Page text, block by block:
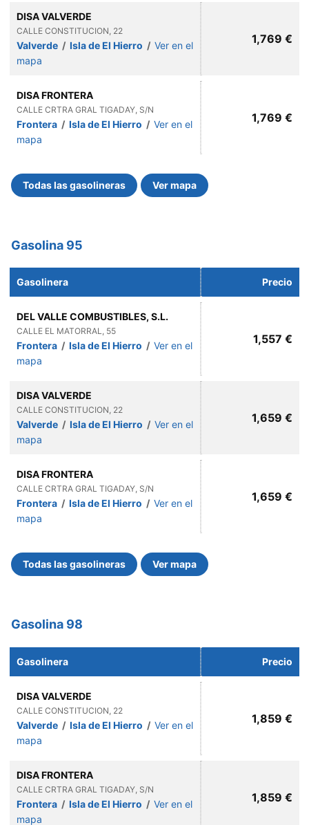
DISA VALVERDE
CALLE CONSTITUCION, 22
Valverde / Isla de El Hierro / Ver en el
mapa
1,769 €
DISA FRONTERA
CALLE CRTRA GRAL TIGADAY, S/N
Frontera / Isla de El Hierro / Ver en el
mapa
1,769 €
Todas las gasolineras Ver mapa
Gasolina 95
Gasolinera Precio
DEL VALLE COMBUSTIBLES, S.L.
CALLE EL MATORRAL, 55
Frontera / Isla de El Hierro / Ver en el
mapa
1,557 €
DISA VALVERDE
CALLE CONSTITUCION, 22
Valverde / Isla de El Hierro / Ver en el
mapa
1,659 €
DISA FRONTERA
CALLE CRTRA GRAL TIGADAY, S/N
Frontera / Isla de El Hierro / Ver en el
mapa
1,659 €
Todas las gasolineras Ver mapa
Gasolina 98
Gasolinera Precio
DISA VALVERDE
CALLE CONSTITUCION, 22
Valverde / Isla de El Hierro / Ver en el
mapa
1,859 €
DISA FRONTERA
CALLE CRTRA GRAL TIGADAY, S/N
Frontera / Isla de El Hierro / Ver en el
mapa
1,859 €